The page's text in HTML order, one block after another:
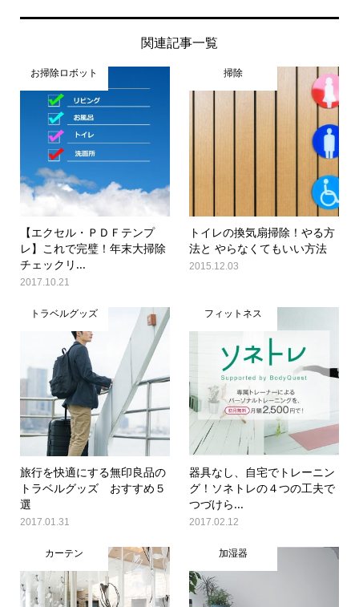
関連記事一覧
お掃除ロボット
【エクセル・ＰＤＦテンプ
レ】これで完璧！年末大掃除
チェックリ...
2017.10.21
掃除
トイレの換気扇掃除！やる方
法と やらなくてもいい方法
2015.12.03
トラベルグッズ
旅行を快適にする無印良品の
トラベルグッズ おすすめ５
選
2017.01.31
フィットネス
器具なし、自宅でトレーニン
グ！ソネトレの４つの工夫で
つづけら...
2017.02.12
カーテン 加湿器